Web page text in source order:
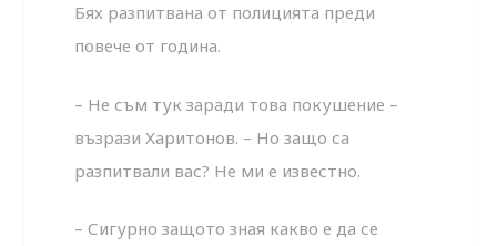
Бях разпитвана от полицията преди
повече от година.
– Не съм тук заради това покушение –
възрази Харитонов. – Но защо са
разпитвали вас? Не ми е известно.
– Сигурно защото зная какво е да се